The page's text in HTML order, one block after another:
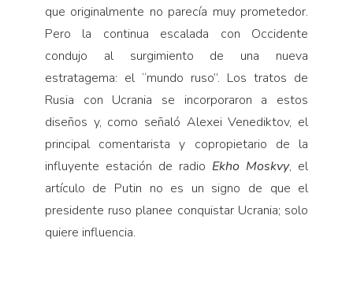
que originalmente no parecía muy prometedor.
Pero la continua escalada con Occidente
condujo al surgimiento de una nueva
estratagema: el “mundo ruso”. Los tratos de
Rusia con Ucrania se incorporaron a estos
diseños y, como señaló Alexei Venediktov, el
principal comentarista y copropietario de la
influyente estación de radio Ekho Moskvy, el
artículo de Putin no es un signo de que el
presidente ruso planee conquistar Ucrania; solo
quiere influencia.